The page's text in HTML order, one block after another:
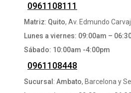
0961108111
Matriz: Quito, Av. Edmundo
Lunes a viernes: 09:00am –
Sábado: 10:00am -4:00pm
0961108448
Sucursal :Ambato, Barcelona y